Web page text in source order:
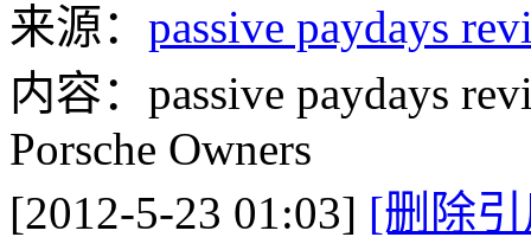
来源： passive paydays
内容：passive paydays
Porsche Owners
[2012-5-23 01:03] [删除